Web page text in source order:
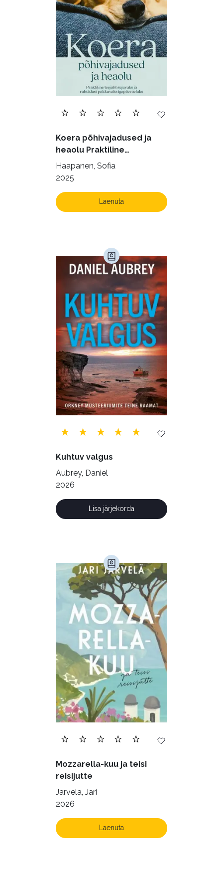
Ettevõtlus (30)
Filoloogia (121)
Filosoofia (146)
Geograafia (65)
Haridus (20)
Ilukirjandus (4257)
Krimi ja põnevik (1286)
Kultuur ja teadus (45)
Kunst ja looming (86)
Laste- ja noortekirjandus (581)
Maamajandus (24)
Majandus (34)
Perioodika (15)
Psühholoogia (184)
Rahandus (46)
Religioon (107)
Siseturvalisus (34)
Sport (52)
Tehnika (6)
Telekommunikatsioon (9)
Tervis (147)
Transport (8)
Ulme ja fantaasia (244)
Koera põhivajadused ja
heaolu Praktiline
käsiraamat sujuvaks ja
rahuldust pakkuvaks
Haapanen, Sofia
2025
Laenuta
Kuhtuv valgus
Aubrey, Daniel
2026
Lisa järjekorda
Mozzarella-kuu ja teisi
reisijutte
Järvelä, Jari
2026
Laenuta